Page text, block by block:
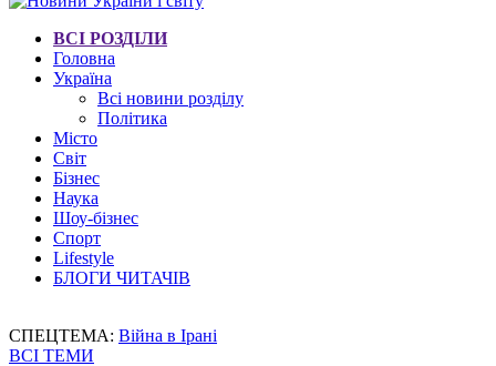
ВСІ РОЗДІЛИ
Головна
Україна
Всі новини розділу
Політика
Місто
Світ
Бізнес
Наука
Шоу-бізнес
Спорт
Lifestyle
БЛОГИ ЧИТАЧІВ
СПЕЦТЕМА: Війна в Ірані
ВСІ ТЕМИ